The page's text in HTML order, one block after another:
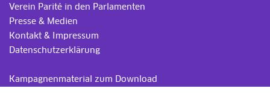
Verein Parité in den Parlamenten
Presse & Medien
Kontakt & Impressum
Datenschutzerklärung
Kampagnenmaterial zum Download